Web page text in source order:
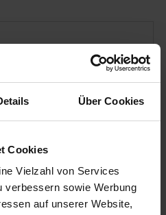
Über Cookies
Cookies
Vielzahl von Services
verbessern sowie Werbung
auf unserer Website,